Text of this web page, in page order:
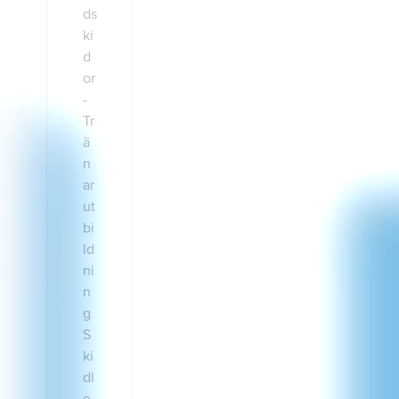
Junior- och
seniorverksam
förening,
distrikt eller vid
högskola.Förku
nskapskravFör
till utbildningen
ska du ha
genomfört
g Skidträna 13
år alternativt
g för tränare
(RF-SISU) samt
skidspecifika
Utifrån tidigare